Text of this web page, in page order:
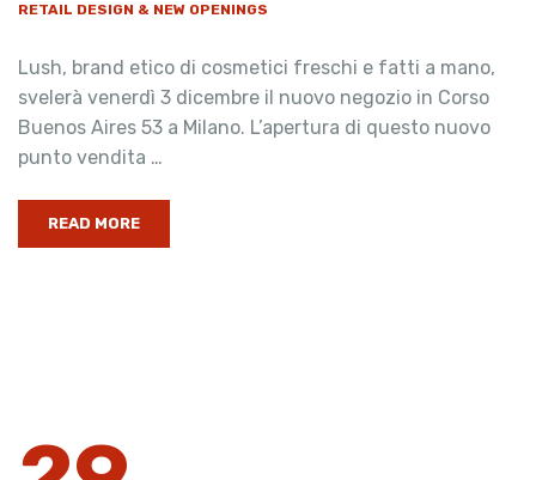
RETAIL DESIGN & NEW OPENINGS
Lush, brand etico di cosmetici freschi e fatti a mano,
svelerà venerdì 3 dicembre il nuovo negozio in Corso
Buenos Aires 53 a Milano. L’apertura di questo nuovo
punto vendita …
READ MORE